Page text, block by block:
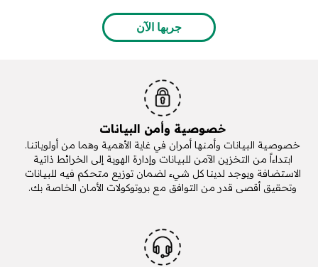
جربها الآن
خصوصية وأمن البيانات
خصوصية البيانات وأمنها أمران في غاية الأهمية وهما من أولوياتنا.
ابتداءاً من التخزين الآمن للبيانات وإدارة الهوية إلى الخرائط ذاتية
الاستضافة ويوجد لدينا كل شيء لضمان توزيع متحكم فيه للبيانات
وتحقيق أقصى قدر من التوافق مع بروتوكولات الأمان الخاصة بك.